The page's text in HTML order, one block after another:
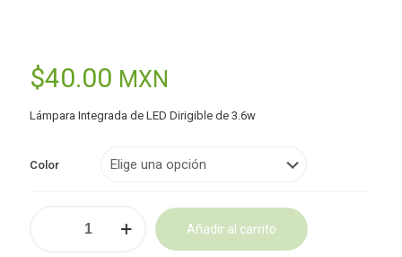
$40.00 MXN
Lámpara Integrada de LED Dirigible de 3.6w
Color
Añadir al carrito